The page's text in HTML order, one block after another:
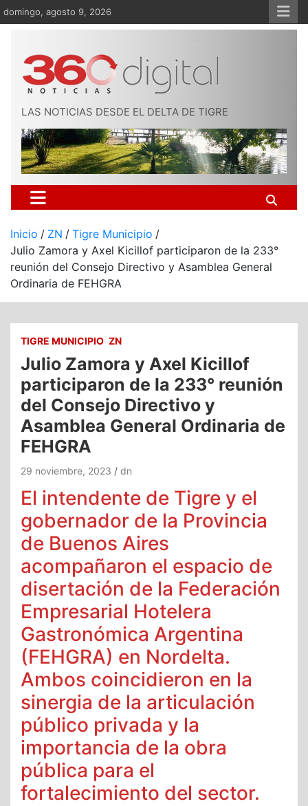
Saltar
al
domingo, agosto 9, 2026
LAS NOTICIAS DESDE EL DELTA DE TIGRE
Inicio ZN
Tigre Municipio
Julio Zamora y Axel Kicillof participaron de la 233°
reunión del Consejo Directivo y Asamblea General
Ordinaria de FEHGRA
TIGRE MUNICIPIO ZN
Julio Zamora y Axel Kicillof
participaron de la 233° reunión
del Consejo Directivo y
Asamblea General Ordinaria de
FEHGRA
29 noviembre, 2023 dn
El intendente de Tigre y el
gobernador de la Provincia
de Buenos Aires
acompañaron el espacio de
disertación de la Federación
Empresarial Hotelera
Gastronómica Argentina
(FEHGRA) en Nordelta.
Ambos coincidieron en la
sinergia de la articulación
público privada y la
importancia de la obra
pública para el
fortalecimiento del sector.